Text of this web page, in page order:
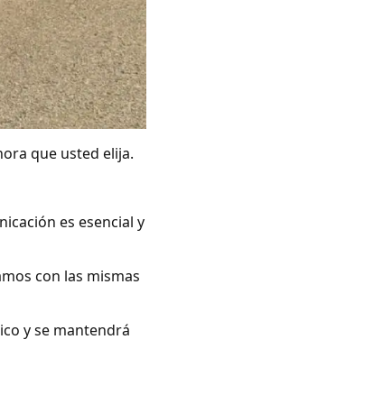
que usted elija.
es esencial y
con las mismas
y se mantendrá